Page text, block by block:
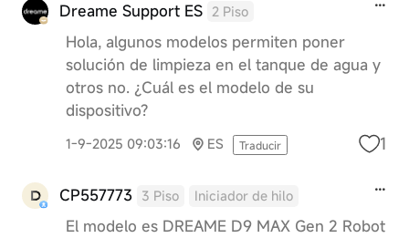
Dreame Support ES 2 Piso
Hola, algunos modelos permiten poner
solución de limpieza en el tanque de agua y
otros no. ¿Cuál es el modelo de su
dispositivo?
1-9-2025 09:03:16 ES Traducir 1
CP557773 3 Piso Iniciador de hilo
El modelo es DREAME D9 MAX Gen 2 Robot